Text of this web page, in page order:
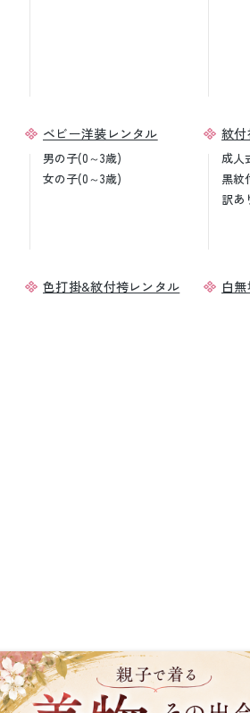
ベビー洋装レンタル
男の子(0～3歳)
女の子(0～3歳)
紋
成人
黒紋
訳あ
色打掛&紋付袴レンタル 白